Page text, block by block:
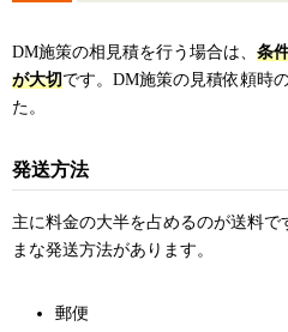
DM施策の相見積を行う場合は、 条
が大切です。DM施策の見積依頼時
た。
発送方法
主に料金の大半を占めるのが送料
まな発送方法があります。
郵便